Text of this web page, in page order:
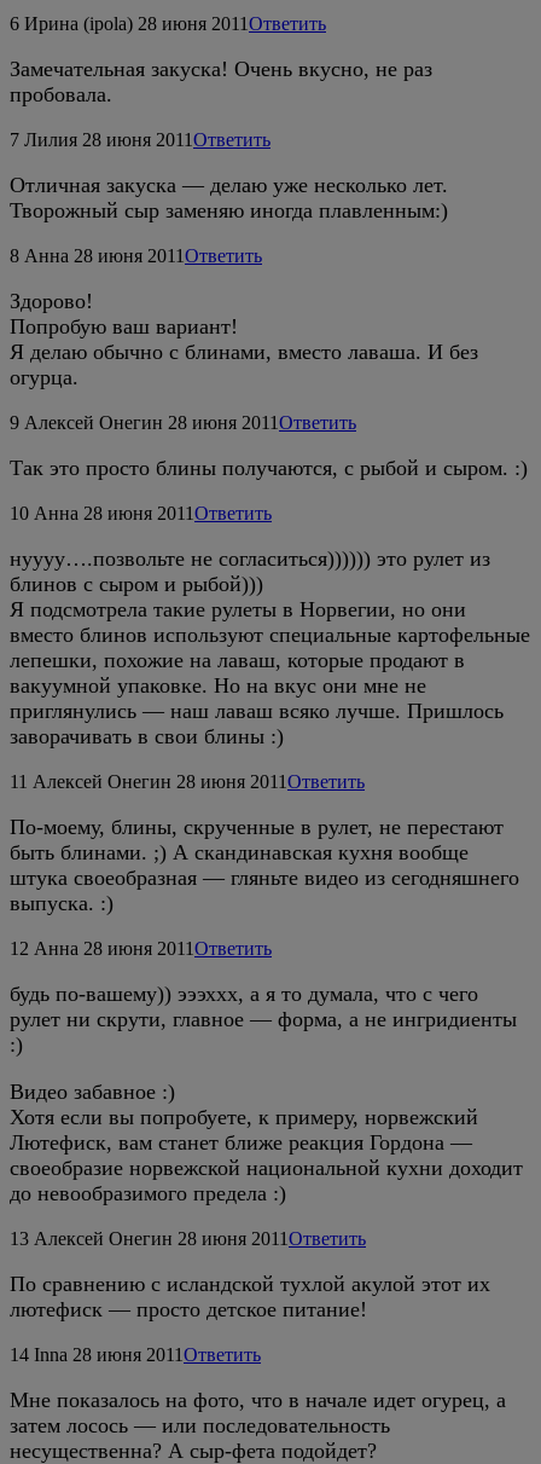
6 Ирина (ipola) 28 июня 2011Ответить
Замечательная закуска! Очень вкусно, не раз
пробовала.
7 Лилия 28 июня 2011Ответить
Отличная закуска — делаю уже несколько лет.
Творожный сыр заменяю иногда плавленным:)
8 Анна 28 июня 2011Ответить
Здорово!
Попробую ваш вариант!
Я делаю обычно с блинами, вместо лаваша. И без
огурца.
9 Алексей Онегин 28 июня 2011Ответить
Так это просто блины получаются, с рыбой и сыром. :)
10 Анна 28 июня 2011Ответить
нуууу….позвольте не согласиться)))))) это рулет из
блинов с сыром и рыбой)))
Я подсмотрела такие рулеты в Норвегии, но они
вместо блинов используют специальные картофельные
лепешки, похожие на лаваш, которые продают в
вакуумной упаковке. Но на вкус они мне не
приглянулись — наш лаваш всяко лучше. Пришлось
заворачивать в свои блины :)
11 Алексей Онегин 28 июня 2011Ответить
По-моему, блины, скрученные в рулет, не перестают
быть блинами. ;) А скандинавская кухня вообще
штука своеобразная — гляньте видео из сегодняшнего
выпуска. :)
12 Анна 28 июня 2011Ответить
будь по-вашему)) эээххх, а я то думала, что с чего
рулет ни скрути, главное — форма, а не ингридиенты
:)
Видео забавное :)
Хотя если вы попробуете, к примеру, норвежский
Лютефиск, вам станет ближе реакция Гордона —
своеобразие норвежской национальной кухни доходит
до невообразимого предела :)
13 Алексей Онегин 28 июня 2011Ответить
По сравнению с исландской тухлой акулой этот их
лютефиск — просто детское питание!
14 Inna 28 июня 2011Ответить
Мне показалось на фото, что в начале идет огурец, а
затем лосось — или последовательность
несущественна? А сыр-фета подойдет?